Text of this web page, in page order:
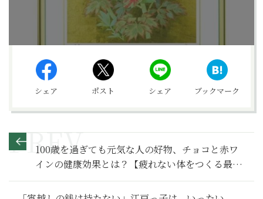
シェア ポスト シェア ブックマーク
100歳を過ぎても元気な人の好物、チョコと赤ワ
インの健康効果とは？【疲れない体をつくる最高
の食事術】